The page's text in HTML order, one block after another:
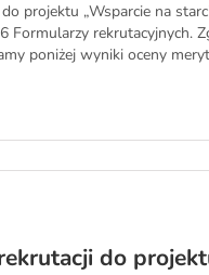
projektu „Wsparcie na
Formularzy
poniżej wyniki oceny
do